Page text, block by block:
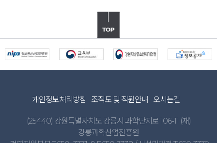
개인정보처리방침 조직도 및 직원안내 오시는길
(25440) 강원특별자치도 강릉시 과학단지로 106-11 (재)
강릉과학산업진흥원